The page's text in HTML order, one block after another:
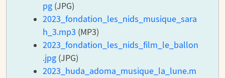
pg (JPG)
2023_fondation_les_nids_musique_sara
h_3.mp3 (MP3)
2023_fondation_les_nids_film_le_ballon
.jpg (JPG)
2023_huda_adoma_musique_la_lune.m